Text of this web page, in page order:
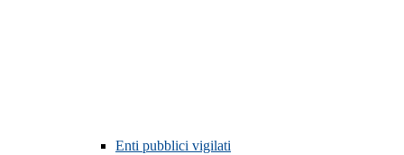
Enti pubblici vigilati